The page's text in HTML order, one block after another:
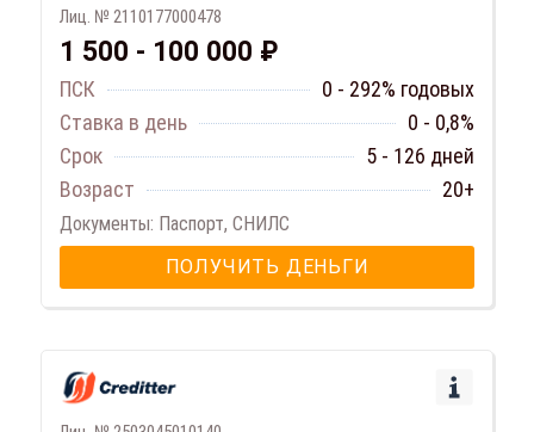
Лиц. № 2110177000478
1 500 - 100 000 ₽
ПСК
0 - 292% годовых
Ставка в день
0 - 0,8%
Срок
5 - 126 дней
Возраст
20+
Документы: Паспорт, СНИЛС
ПОЛУЧИТЬ ДЕНЬГИ